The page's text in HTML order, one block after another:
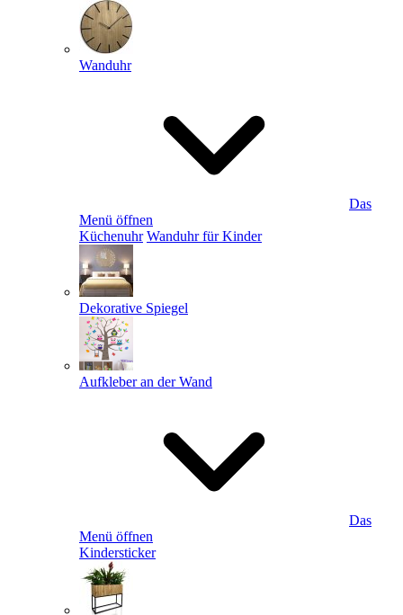
Wanduhr
Das
Menü öffnen
Küchenuhr Wanduhr für Kinder
Dekorative Spiegel
Aufkleber an der Wand
Das
Menü öffnen
Kindersticker